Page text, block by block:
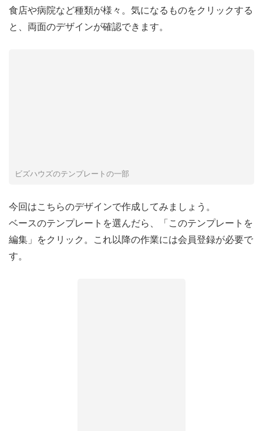
食店や病院など種類が様々。気になるものをクリックする
と、両面のデザインが確認できます。
ビズハウズのテンプレートの一部
今回はこちらのデザインで作成してみましょう。
ベースのテンプレートを選んだら、「このテンプレートを
編集」をクリック。これ以降の作業には会員登録が必要で
す。